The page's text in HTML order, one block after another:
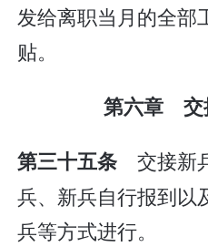
发给离职当月的全部
贴。
第六章 交
第三十五条 交接新
兵、新兵自行报到以
兵等方式进行。